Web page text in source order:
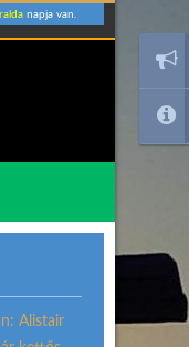
napja van.
Alistair